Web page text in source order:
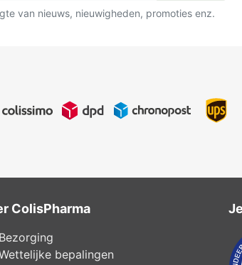
van nieuws, nieuwigheden, promoties enz.
ColisPharma
Bezorging
bepalingen